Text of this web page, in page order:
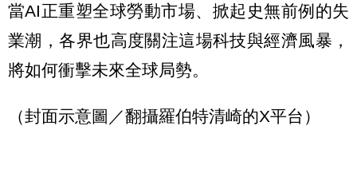
當AI正重塑全球勞動市場、掀起史無前例的失
業潮，各界也高度關注這場科技與經濟風暴，
將如何衝擊未來全球局勢。
（封面示意圖／翻攝羅伯特清崎的X平台）